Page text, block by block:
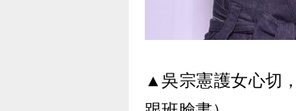
▲吳宗憲護女心切